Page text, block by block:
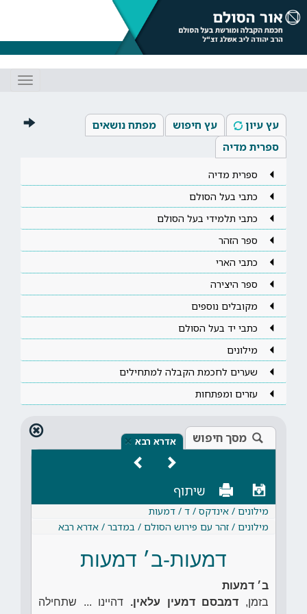
עץ עיון עץ חיפוש
מפתח נושאים
ספרית מדיה
ספרית מדיה
כתבי בעל הסולם
כתבי תלמידי בעל הסולם
ספר הזהר
כתבי הארי
ספר היצירה
מקובלים נוספים
כתבי יד בעל הסולם
מילונים
שערים לחכמת הקבלה למתחילים
עזרים ומפתחות
מסך חיפוש אדרא רבא ×
שיתוף
מילונים / אינדקס / ד / דמעות
מילונים / זהר עם פירוש הסולם / במדבר / אדרא רבא
דמעות-ב׳ דמעות
ב׳ דמעות
בזמן, דמבסם דמעין עלאין. דהיינו ... שתחילה